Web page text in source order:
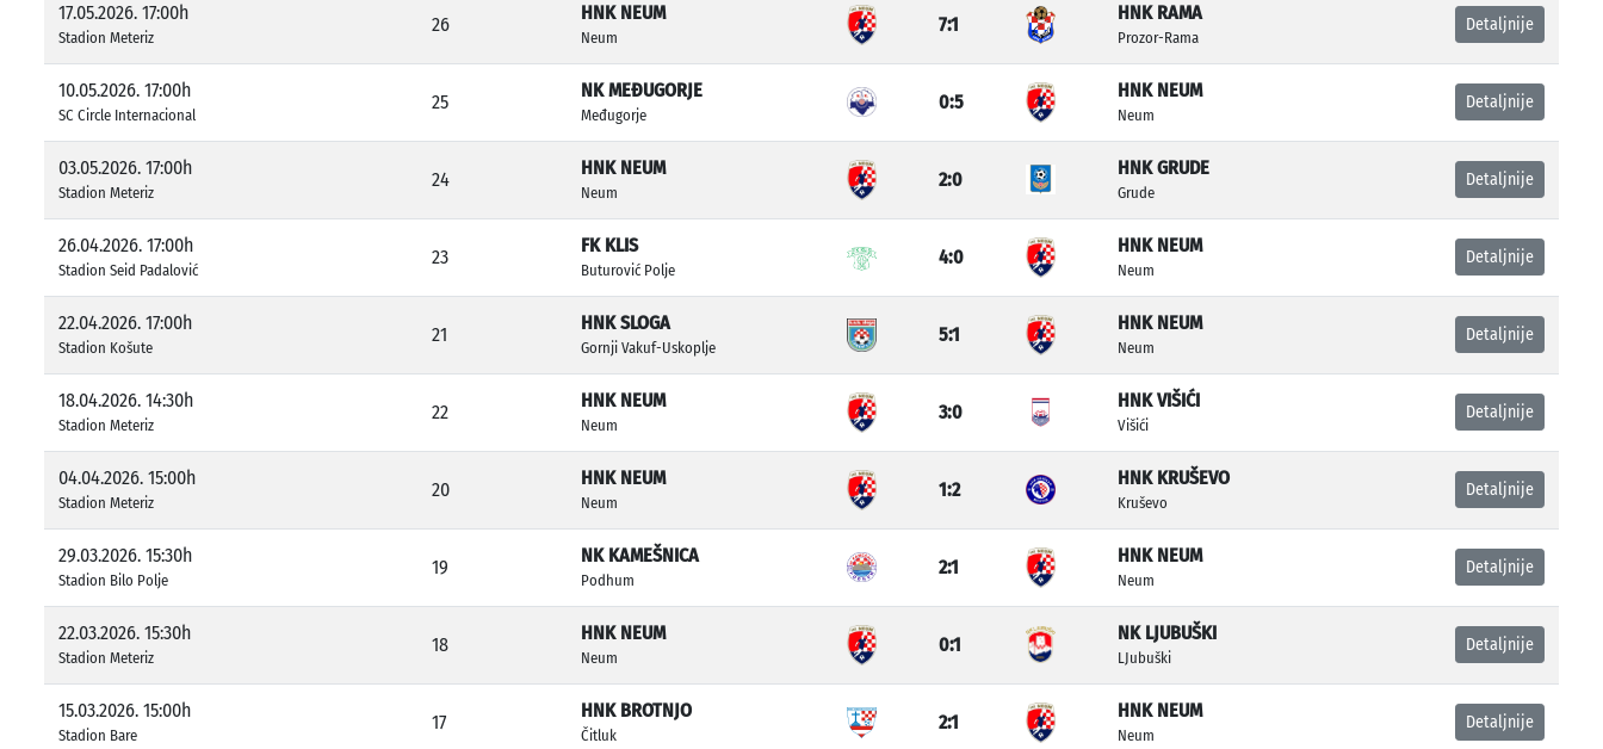
17.05.2026. 17:00h
Stadion Meteriz
26
HNK NEUM
Neum
7:1
HNK RAMA
Prozor-Rama
Detaljnije
10.05.2026. 17:00h
SC Circle Internacional
25
NK MEĐUGORJE
Međugorje
0:5
HNK NEUM
Neum
Detaljnije
03.05.2026. 17:00h
Stadion Meteriz
24
HNK NEUM
Neum
2:0
HNK GRUDE
Grude
Detaljnije
26.04.2026. 17:00h
Stadion Seid Padalović
23
FK KLIS
Buturović Polje
4:0
HNK NEUM
Neum
Detaljnije
22.04.2026. 17:00h
Stadion Košute
21
HNK SLOGA
Gornji Vakuf-Uskoplje
5:1
HNK NEUM
Neum
Detaljnije
18.04.2026. 14:30h
Stadion Meteriz
22
HNK NEUM
Neum
3:0
HNK VIŠIĆI
Višići
Detaljnije
04.04.2026. 15:00h
Stadion Meteriz
20
HNK NEUM
Neum
1:2
HNK KRUŠEVO
Kruševo
Detaljnije
29.03.2026. 15:30h
Stadion Bilo Polje
19
NK KAMEŠNICA
Podhum
2:1
HNK NEUM
Neum
Detaljnije
22.03.2026. 15:30h
Stadion Meteriz
18
HNK NEUM
Neum
0:1
NK LJUBUŠKI
LJubuški
Detaljnije
15.03.2026. 15:00h
Stadion Bare
17
HNK BROTNJO
Čitluk
2:1
HNK NEUM
Neum
Detaljnije